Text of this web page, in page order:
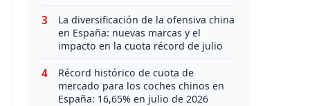
3
La diversificación de la ofensiva china
en España: nuevas marcas y el
impacto en la cuota récord de julio
4
Récord histórico de cuota de
mercado para los coches chinos en
España: 16,65% en julio de 2026